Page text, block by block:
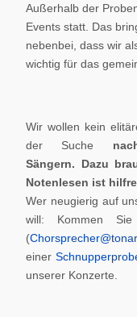
Außerhalb der
Events statt. Das
nebenbei, dass wir
wichtig für das
Wir wollen kein
der Suche
Sängern. Dazu
Notenlesen ist
Wer neugierig auf
will: Kommen
(
einer
unserer Konzerte.